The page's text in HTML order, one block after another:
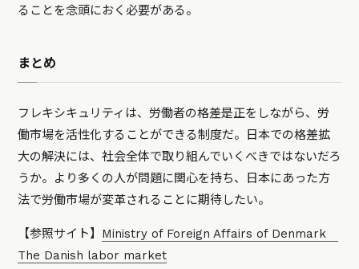
ることを念頭におく必要がある。
まとめ
フレキシキュリティは、労働者の格差是正をしながら、労
働市場を活性化することができる制度だ。日本での格差拡
大の解決には、社会全体で取り組んでいくべきではないだろ
うか。より多くの人が問題に関心を持ち、日本にあった方
法で労働市場が変革されることに期待したい。
【参照サイト】 Ministry of Foreign Affairs of Denmark
The Danish labor market